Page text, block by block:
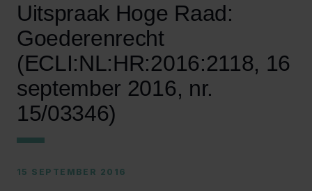
Uitspraak Hoge Raad:
Goederenrecht
(ECLI:NL:HR:2016:2118, 16
september 2016, nr.
15/03346)
15 SEPTEMBER 2016